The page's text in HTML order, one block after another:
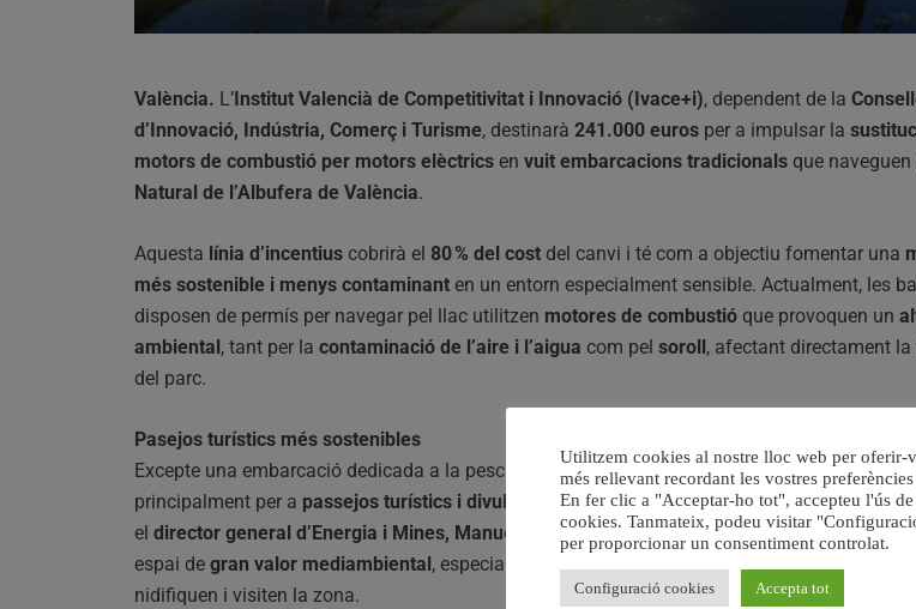
València. L’ Institut Valencià de Competitivitat i Innovació (Ivace+i), dependent de la
d’Innovació, Indústria, Comerç i Turisme, destinarà 241.000 euros per a impulsar la
motors de combustió per motors elèctrics en vuit embarcacions tradicionals que naveguen
Natural de l’Albufera de València.
Aquesta línia d’incentius cobrirà el 80 % del cost del canvi i té com a objectiu fomentar una
més sostenible i menys contaminant en un entorn especialment sensible. Actualment, les
disposen de permís per navegar pel llac utilitzen motores de combustió que provoquen un
ambiental , tant per la contaminació de l’aire i l’aigua com pel soroll , afectant directament la
del parc.
Pasejos turístics més sostenibles
Excepte una embarcació dedicada a la pesca, la resta sónbarques de passegers utilitzades
principalment per a passejos turístics i divulgatius pel llac. Amb elsmotors elèctrics, tal
el director general d’Energia i Mines, Manuel Argüelles, es fomentarà unturisme més
espai de gran valor mediambiental , especialment pelnombre d’espècies d’aus migratòries
nidifiquen i visiten la zona.
Utilitzem cookies al nostre lloc web per oferir-
més rellevant recordant les vostres
En fer clic a "Acceptar-ho tot", accepteu l'ús
cookies. Tanmateix, podeu visitar
per proporcionar un consentiment controlat.
Configuració cookies Accepta tot